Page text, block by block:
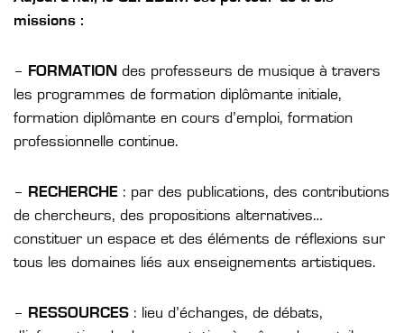
missions :
– FORMATION des professeurs de musique à travers
les programmes de formation diplômante initiale,
formation diplômante en cours d’emploi, formation
professionnelle continue.
– RECHERCHE : par des publications, des contributions
de chercheurs, des propositions alternatives…
constituer un espace et des éléments de réflexions sur
tous les domaines liés aux enseignements artistiques.
– RESSOURCES : lieu d’échanges, de débats,